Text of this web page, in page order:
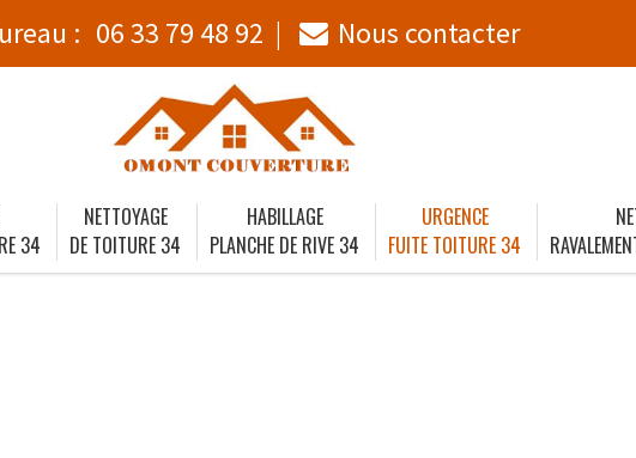
: 06 33 79 48 92 Nous contacter
34
NETTOYAGE
DE TOITURE 34
HABILLAGE
PLANCHE DE RIVE 34
URGENCE
FUITE TOITURE 34